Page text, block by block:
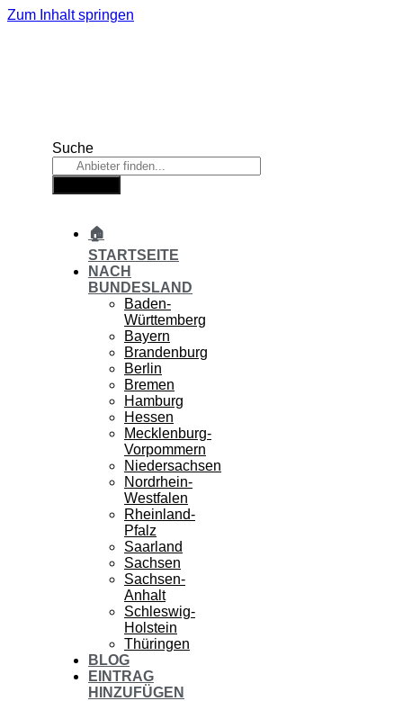
Zum Inhalt springen
Suche
🏠
STARTSEITE
NACH
BUNDESLAND
Baden-
Württemberg
Bayern
Brandenburg
Berlin
Bremen
Hamburg
Hessen
Mecklenburg-
Vorpommern
Niedersachsen
Nordrhein-
Westfalen
Rheinland-
Pfalz
Saarland
Sachsen
Sachsen-
Anhalt
Schleswig-
Holstein
Thüringen
BLOG
EINTRAG
HINZUFÜGEN